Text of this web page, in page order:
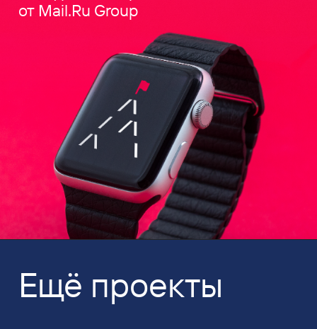
от Mail.Ru Group
Ещё проекты